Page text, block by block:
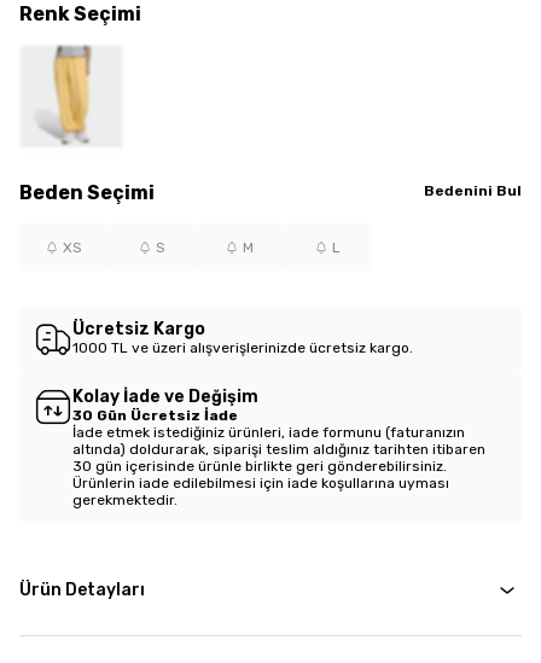
Beden Seçimi Bedenini Bul
XS S M L
RenkSeçimi
Ücretsiz Kargo
1000 TL ve üzeri alışverişlerinizde ücretsiz kargo.
Kolay İade ve Değişim
30 Gün Ücretsiz İade
İade etmek istediğiniz ürünleri, iade formunu (faturanızın
altında) doldurarak, siparişi teslim aldığınız tarihten itibaren
30 gün içerisinde ürünle birlikte geri gönderebilirsiniz.
Ürünlerin iade edilebilmesi için iade koşullarına uyması
gerekmektedir.
Ürün Detayları